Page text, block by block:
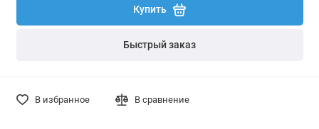
Купить
Быстрый заказ
В избранное В сравнение